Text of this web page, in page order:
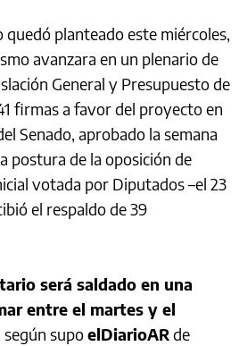
quedó planteado este miércoles,
avanzara en un plenario de
General y Presupuesto de
firmas a favor del proyecto en
Senado, aprobado la semana
postura de la oposición de
votada por Diputados –el 23
el respaldo de 39
será saldado en una
entre el martes y el
según supoelDiarioARde